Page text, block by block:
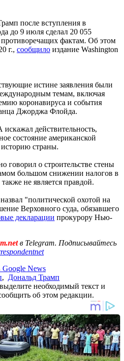
после вступления в
до 9 июля сделал 20 055
фактам. Об этом
г., сообщило издание Washington
истине заявления были
темам, включая
коронавируса и события
Джорджа Флойда.
действительность,
состояние американской
страны.
говорил о строительстве стены
большом снижении налогов в
не является правдой.
"политической охотой на
Верховного суда, обязавшего
декларации прокурору Нью-
в Telegram. Подписывайтесь
Google News
, Дональд Трамп
необходимый текст и
об этом редакции.